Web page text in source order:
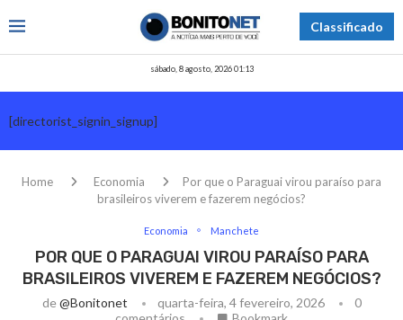
Classificado
sábado, 8 agosto, 2026 01:13
[directorist_signin_signup]
Home Economia
Por que o Paraguai virou paraíso para
brasileiros viverem e fazerem negócios?
Economia Manchete
POR QUE O PARAGUAI VIROU PARAÍSO PARA
BRASILEIROS VIVEREM E FAZEREM NEGÓCIOS?
de@bonitonet quarta-feira, 4 fevereiro, 2026
0